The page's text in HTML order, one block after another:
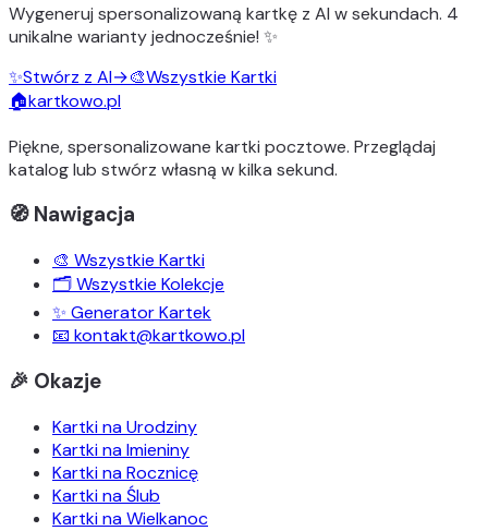
Wygeneruj spersonalizowaną kartkę z AI w sekundach. 4
unikalne wariantyjednocześnie! ✨
✨Stwórz z AI→🎨Wszystkie Kartki
🏠kartkowo.pl
Piękne, spersonalizowane kartki pocztowe. Przeglądaj
katalog lub stwórz własną w kilka sekund.
🧭 Nawigacja
🎨 Wszystkie Kartki
🗂️ Wszystkie Kolekcje
✨ Generator Kartek
📧 kontakt@kartkowo.pl
🎉 Okazje
Kartki na Urodziny
Kartki na Imieniny
Kartki na Rocznicę
Kartki na Ślub
Kartki na Wielkanoc